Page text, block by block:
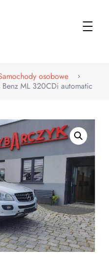
osobowe
ML 320CDi automatic